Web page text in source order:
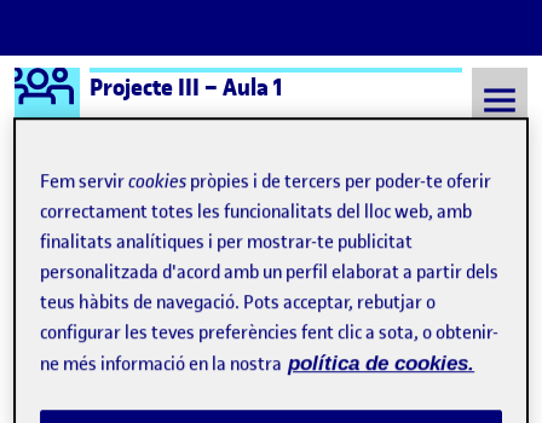
Saltar al contingut
Logo Ágora
Projecte III – Aula 1
Semestre 20241 - Aula 1 Bischofberger U (2025) Hoja seca muerta a los pies de una puerta
Bischofberger U (2025)
Hoja seca muerta a los
pies de una puerta
Fem servircookies pròpies i de tercers per poder-te oferir
correctament totes les funcionalitats del lloc web, amb
finalitats analítiques i per mostrar-te publicitat
personalitzada d'acord amb un perfil elaborat a partir dels
teus hàbits de navegació. Pots acceptar, rebutjar o
configurar les teves preferències fent clic a sota, o obtenir-
ne més informació en la nostra política de cookies.